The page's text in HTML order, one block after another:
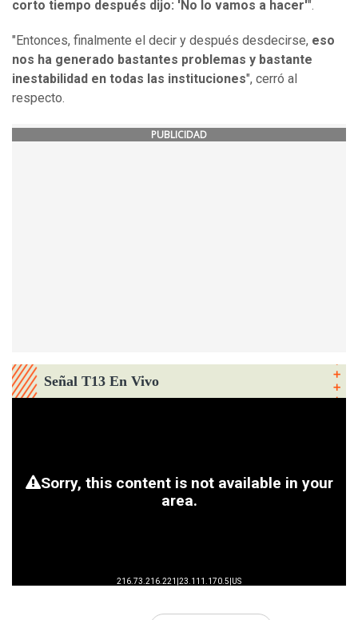
corto tiempo después dijo: 'No lo vamos a hacer'".
"Entonces, finalmente el decir y después desdecirse, eso
nos ha generado bastantes problemas y bastante
inestabilidad en todas las instituciones", cerró al
respecto.
PUBLICIDAD
Señal T13 En Vivo